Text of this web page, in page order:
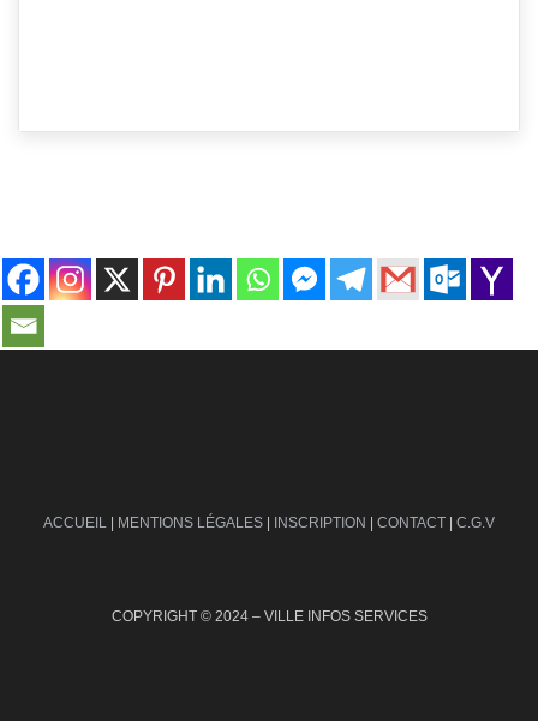
ACCUEIL | MENTIONS LÉGALES | INSCRIPTION | CONTACT | C.G.V
COPYRIGHT © 2024 – VILLE INFOS SERVICES